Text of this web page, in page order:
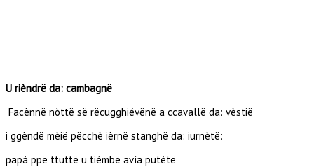
U rièndrë da: cambagnë
Facènnë nòttë së rëcugghiévënë a ccavallë da: vèstië
i ggèndë mèië pëcchè ièrnë stanghë da: iurnètë:
papà ppë ttuttë u tiémbë avía putètë